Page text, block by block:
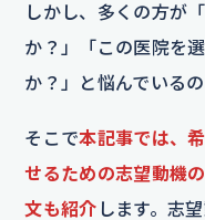
しかし、多くの方が
か？」「この医院を
か？」と悩んでいるの
そこで本記事では、
せるための志望動機
文も紹介 します。志